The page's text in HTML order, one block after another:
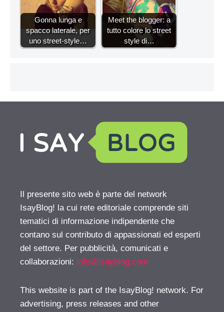
Gonna lunga e
spacco laterale, per
uno street-style…
Meet the blogger: a
tutto colore lo street
style di…
Il presente sito web è parte del network
IsayBlog! la cui rete editoriale comprende siti
tematici di informazione indipendente che
contano sul contributo di appassionati ed esperti
del settore. Per pubblicità, comunicati e
collaborazioni: info@isayblog.com
This website is part of the IsayBlog! network. For
advertising, press releases and other